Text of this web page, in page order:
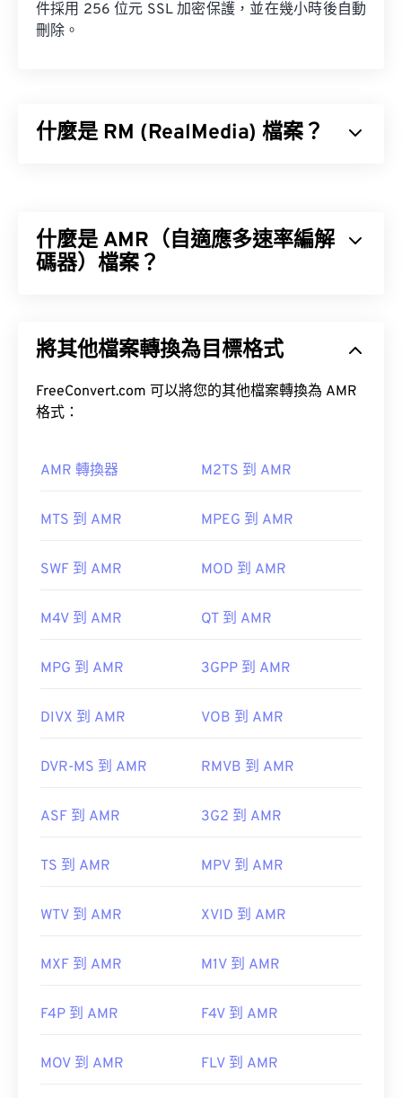
件採用 256 位元 SSL 加密保護，並在幾小時後自動
刪除。
什麼是 RM (RealMedia) 檔案？
視頻，使用 RealAudio 編解碼器壓縮音訊。
作為專有格式，RM 檔案預設使用 RealNetworks 開
此處
其他可以開啟 RM 檔案的程式包括VLC 媒體播放
RealNetworks
實用連結：
https://www.realnetworks.com/realmediaHD
什麼是 AMR（自適應多速率編解
碼器）檔案？
此非常適合語音錄製和廣播。
全球行動通訊系統 (GSM)
通用行動通訊系
統 (UMTS)
如何開啟 AMR 檔案？
由於 AMR 檔案經常用於手機，包括彩信，因此大多
開發者： 第三代合作夥伴計畫 (3GPP)
初始版本：
https://en.wikipedia.org/wiki/Adaptive_Multi-
https://www.etsi.org/
將其他檔案轉換為目標格式
FreeConvert.com 可以將您的其他檔案轉換為 AMR
格式：
AMR 轉換器 M2TS 到 AMR
MTS 到 AMR MPEG 到 AMR
SWF 到 AMR MOD 到 AMR
M4V 到 AMR QT 到 AMR
MPG 到 AMR 3GPP 到 AMR
DIVX 到 AMR VOB 到 AMR
DVR-MS 到 AMR RMVB 到 AMR
ASF 到 AMR 3G2 到 AMR
TS 到 AMR MPV 到 AMR
WTV 到 AMR XVID 到 AMR
MXF 到 AMR M1V 到 AMR
F4P 到 AMR F4V 到 AMR
MOV 到 AMR FLV 到 AMR